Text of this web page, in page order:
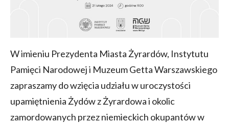
W imieniu Prezydenta Miasta Żyrardów, Instytutu
Pamięci Narodowej i Muzeum Getta Warszawskiego
zapraszamy do wzięcia udziału w uroczystości
upamiętnienia Żydów z Żyrardowa i okolic
zamordowanych przez niemieckich okupantów w